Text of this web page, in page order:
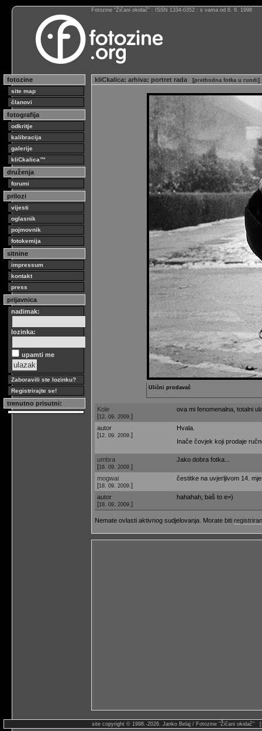
Fotozine “Žičani okidač” : ISSN 1334-0352 : s vama od 6. 6. 1998
fotozine
site map
članovi
fotografija
odkritje
kalibracija
galerije
kliCkalica™
druženja
forumi
prilozi
vijesti
oglasnik
pojmovnik
fotokemija
sitnine
impressum
kontakt
press
prijavnica
nadimak:
lozinka:
upamti me
Zaboravili ste lozinku?
Registrirajte se!
trenutno prisutni:
kliCkalica: arhiva: portret rada [prethodna fotka u rundi]
Ulični prodavač
Kole
[12. 09. 2009. ]
ova mi fenomenalna, totalni
autor
[12. 09. 2009. ]
Hvala.
Inače čovjek koji prodaje
umbra
[16. 09. 2009. ]
Jako dobra fotka...
mogwai
[18. 09. 2009. ]
čestitke na uvjerljivom 14.
autor
[18. 09. 2009. ]
hahahah, baš to e=)
Nemate ovlasti aktivnog sudjelovanja. Morate biti
site copyright © 1998.-2026. Janko Belaj / Fotozine "Žičani okidač"